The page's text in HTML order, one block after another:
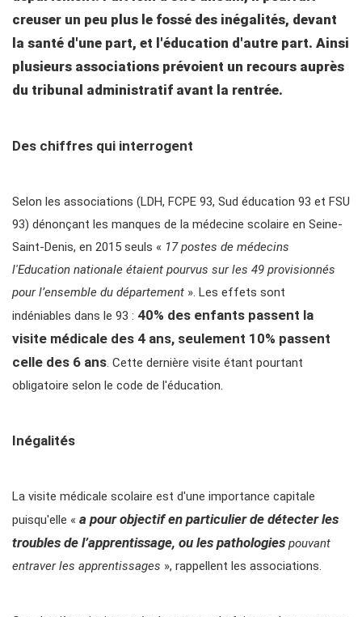
creuser un peu plus le fossé des inégalités, devant
la santé d'une part, et l'éducation d'autre part. Ainsi
plusieurs associations prévoient un recours auprès
du tribunal administratif avant la rentrée.
Des chiffres qui interrogent
Selon les associations (LDH, FCPE 93, Sud éducation 93 et FSU
93) dénonçant les manques de la médecine scolaire en Seine-
Saint-Denis, en 2015 seuls « 17 postes de médecins
l'Education nationale étaient pourvus sur les 49 provisionnés
pour l’ensemble du département ». Les effets sont
indéniables dans le 93 : 40% des enfants passent la
visite médicale des 4 ans, seulement 10% passent
celle des 6 ans. Cette dernière visite étant pourtant
obligatoire selon le code de l'éducation.
Inégalités
La visite médicale scolaire est d'une importance capitale
puisqu'elle « a pour objectif en particulier de détecter les
troubles de l’apprentissage, ou les pathologies pouvant
entraver les apprentissages », rappellent les associations.